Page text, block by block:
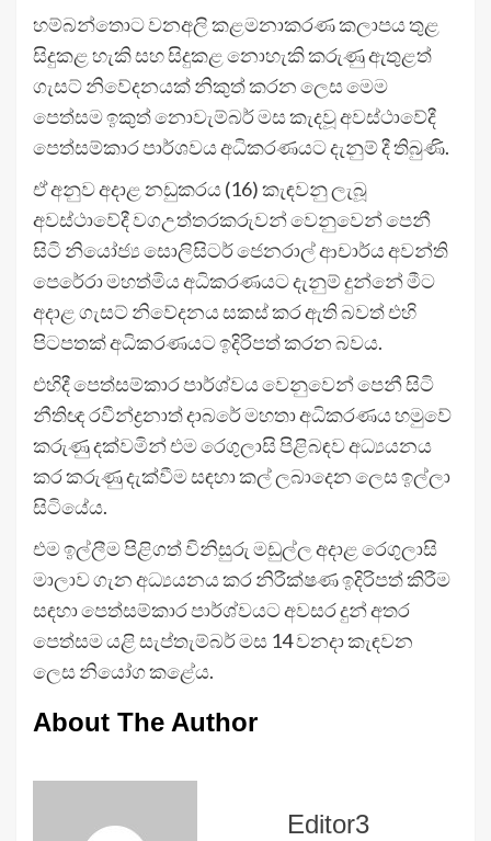
හම්බන්තොට වනඅලි කළමනාකරණ කලාපය තුළ
සිදුකළ හැකි සහ සිදුකළ නොහැකි කරුණු ඇතුළත්
ගැසට් නිවේදනයක් නිකුත් කරන ලෙස මෙම
පෙත්සම ඉකුත් නොවැම්බර් මස කැදවූ අවස්ථාවේදී
පෙත්සම්කාර පාර්ශවය අධිකරණයට දැනුම් දී තිබුණි.
ඒ අනුව අදාළ නඩුකරය (16) කැඳවනු ලැබූ
අවස්ථාවේදී වගඋත්තරකරුවන් වෙනුවෙන් පෙනී
සිටි නියෝජ්‍ය සොලිසිටර් ජෙනරාල් ආචාර්ය අවන්ති
පෙරේරා මහත්මිය අධිකරණයට දැනුම් දුන්නේ මීට
අදාළ ගැසට් නිවේදනය සකස් කර ඇති බවත් එහි
පිටපතක් අධිකරණයට ඉදිරිපත් කරන බවය.
එහිදී පෙත්සම්කාර පාර්ශ්වය වෙනුවෙන් පෙනී සිටි
නීතිඥ රවීන්ද්‍රනාත් දාබරේ මහතා අධිකරණය හමුවේ
කරුණු දක්වමින් එම රෙගුලාසි පිළිබඳව අධ්‍යයනය
කර කරුණු දැක්වීම සඳහා කල් ලබාදෙන ලෙස ඉල්ලා
සිටියේය.
එම ඉල්ලීම පිළිගත් විනිසුරු මඩුල්ල අදාළ රෙගුලාසි
මාලාව ගැන අධ්‍යයනය කර නිරීක්ෂණ ඉදිරිපත් කිරීම
සඳහා පෙත්සම්කාර පාර්ශ්වයට අවසර දුන් අතර
පෙත්සම යළි සැප්තැම්බර් මස 14 වනදා කැඳවන
ලෙස නියෝග කළේය.
About The Author
Editor3